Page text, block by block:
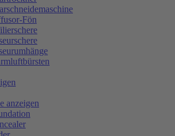
Fön
anzeigen